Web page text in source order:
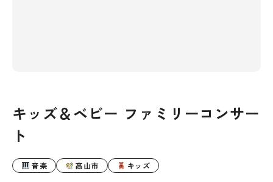
キッズ＆ベビー ファミリーコンサー
ト
音楽 高山市 キッズ